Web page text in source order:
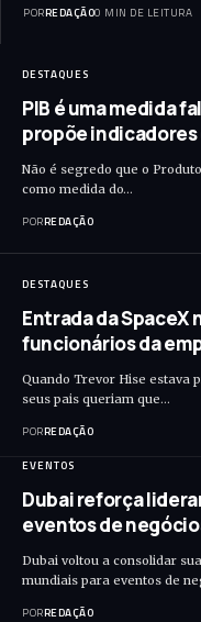
PORREDAÇÃO0 MIN DE LEITURA
DESTAQUES
PIB é uma medida
propõe
Não é segredo que o
como medida do…
PORREDAÇÃO
DESTAQUES
Entrada da SpaceX
funcionários da
Quando Trevor Hise estava
seus pais queriam que…
PORREDAÇÃO
EVENTOS
Dubai reforça
eventos de
Dubai voltou a consolidar
mundiais para eventos de
PORREDAÇÃO